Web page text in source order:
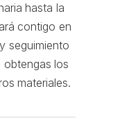
hasta la
contigo en
seguimiento
obtengas los
materiales.